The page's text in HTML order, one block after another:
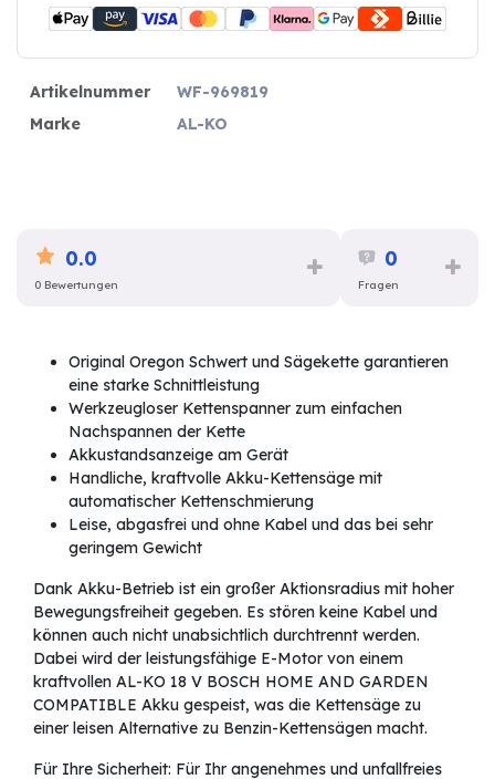
Artikelnummer
WF-969819
Marke
AL-KO
0.0
0 Bewertungen
0
Fragen
Original Oregon Schwert und Sägekette garantieren
eine starke Schnittleistung
Werkzeugloser Kettenspanner zum einfachen
Nachspannen der Kette
Akkustandsanzeige am Gerät
Handliche, kraftvolle Akku-Kettensäge mit
automatischer Kettenschmierung
Leise, abgasfrei und ohne Kabel und das bei sehr
geringem Gewicht
Dank Akku-Betrieb ist ein großer Aktionsradius mit hoher
Bewegungsfreiheit gegeben. Es stören keine Kabel und
können auch nicht unabsichtlich durchtrennt werden.
Dabei wird der leistungsfähige E-Motor von einem
kraftvollen AL-KO 18 V BOSCH HOME AND GARDEN
COMPATIBLE Akku gespeist, was die Kettensäge zu
einer leisen Alternative zu Benzin-Kettensägen macht.
Für Ihre Sicherheit: Für Ihr angenehmes und unfallfreies